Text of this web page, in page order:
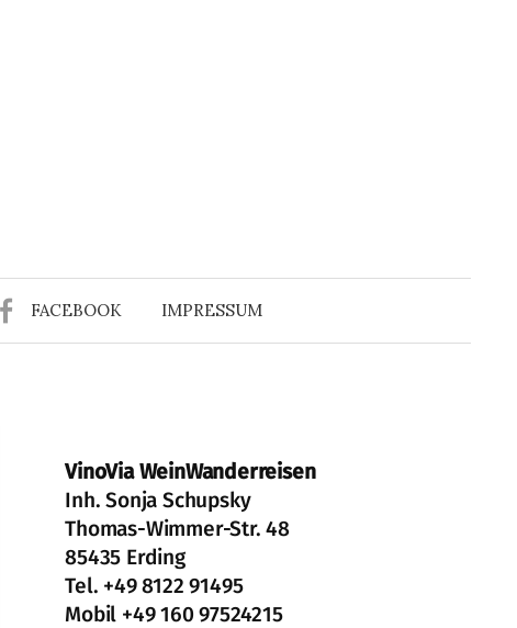
FACEBOOK IMPRESSUM
Suchen
VinoVia WeinWanderreisen
Inh. Sonja Schupsky
Thomas-Wimmer-Str. 48
85435 Erding
Tel. +49 8122 91495
Mobil +49 160 97524215